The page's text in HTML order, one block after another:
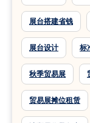
展台搭建省钱
展台设计 标
秋季贸易展
贸易展摊位租赁